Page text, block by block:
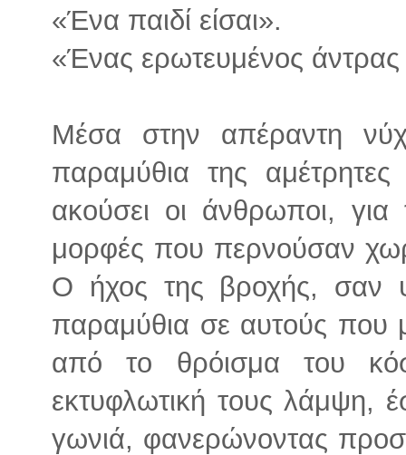
«Ένα παιδί είσαι».
«Ένας ερωτευμένος άντρας
Μέσα στην απέραντη
παραμύθια της
ακούσει οι άνθρωποι,
μορφές που περνούσαν
Ο ήχος της βροχής, σαν
παραμύθια σε αυτούς
από το θρόισμα του
εκτυφλωτική τους λάμψη,
γωνιά, φανερώνοντας